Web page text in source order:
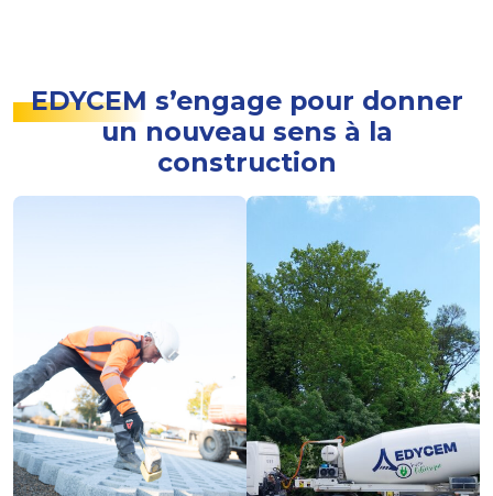
EDYCEM s’engage pour donner
un nouveau sens à la
construction